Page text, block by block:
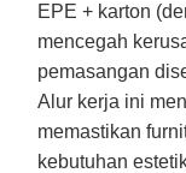
EPE + karton
mencegah
pemasangan
Alur kerja ini
memastikan
kebutuhan